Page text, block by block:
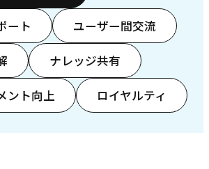
ート ユーザー間交流
ナレッジ共有
ント向上 ロイヤルティ